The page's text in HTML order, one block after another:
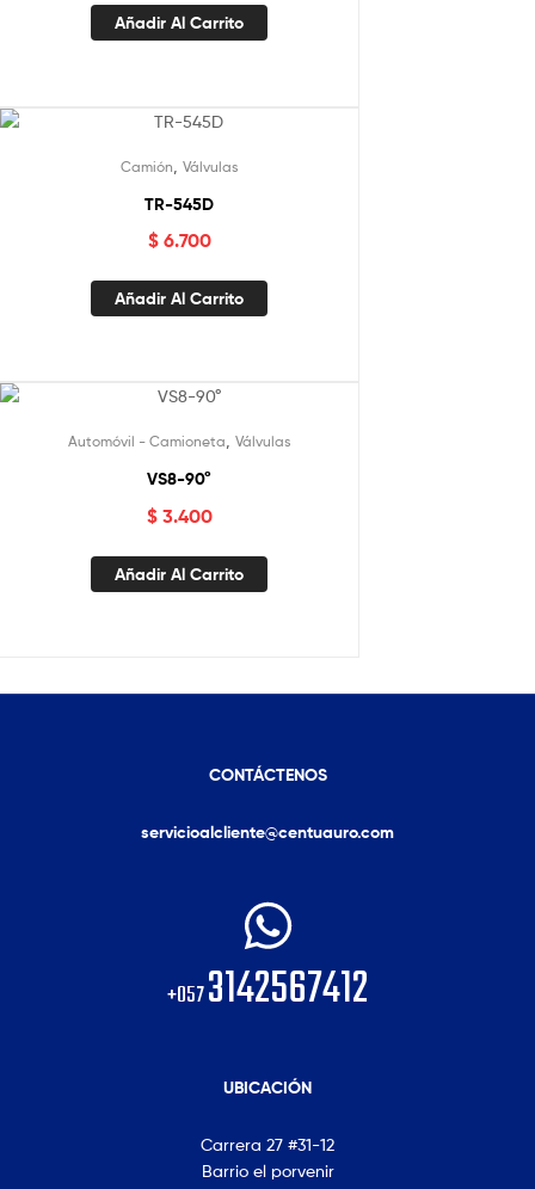
Añadir Al Carrito
Camión Válvulas
TR-545D
$6.700
Añadir Al Carrito
Automóvil - Camioneta Válvulas
VS8-90°
$3.400
Añadir Al Carrito
CONTÁCTENOS
servicioalcliente@centuauro.com
+0573142567412
UBICACIÓN
Carrera 27 #31-12
Barrio el porvenir